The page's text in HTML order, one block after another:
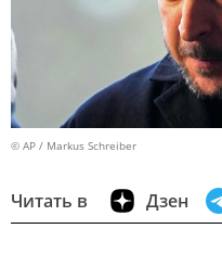
© AP / Markus Schreiber
Читать в Дзен